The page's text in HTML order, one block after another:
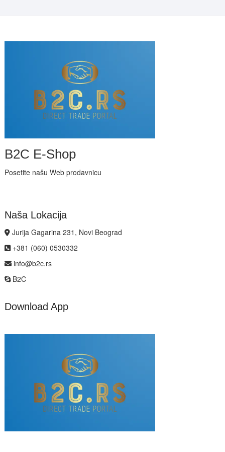
B2C E-Shop
Posetite našu Web prodavnicu
Naša Lokacija
Jurija Gagarina 231, Novi Beograd
+381 (060) 0530332
info@b2c.rs
B2C
Download App